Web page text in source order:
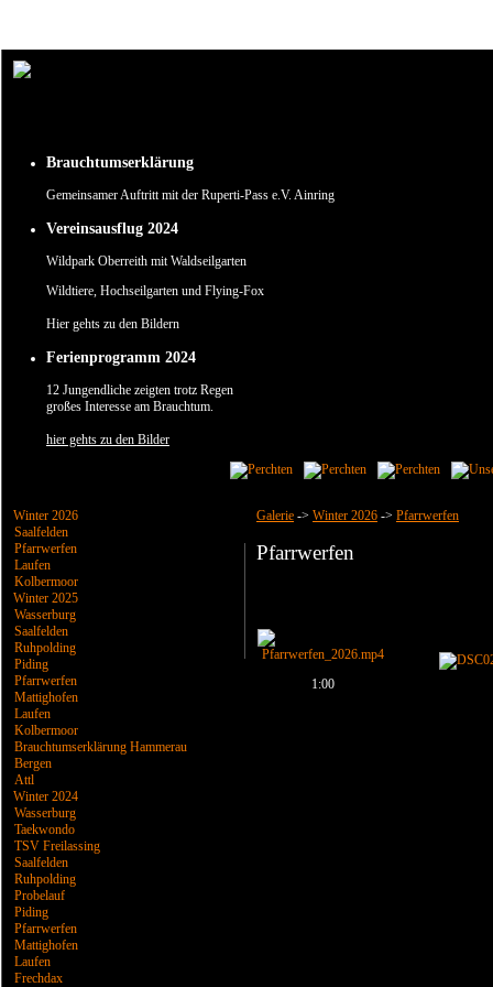
Brauchtumserklärung
Gemeinsamer Auftritt mit der Ruperti-Pass e.V. Ainring
Vereinsausflug 2024
Wildpark Oberreith mit Waldseilgarten
Wildtiere, Hochseilgarten und Flying-Fox
Hier gehts zu den Bildern
Ferienprogramm 2024
12 Jungendliche zeigten trotz Regen
großes Interesse am Brauchtum.
hier gehts zu den Bilder
Winter 2026
Saalfelden
Pfarrwerfen
Laufen
Kolbermoor
Winter 2025
Wasserburg
Saalfelden
Ruhpolding
Piding
Pfarrwerfen
Mattighofen
Laufen
Kolbermoor
Brauchtumserklärung Hammerau
Bergen
Attl
Winter 2024
Wasserburg
Taekwondo
TSV Freilassing
Saalfelden
Ruhpolding
Probelauf
Piding
Pfarrwerfen
Mattighofen
Laufen
Frechdax
Galerie -> Winter 2026 -> Pfarrwerfen
Pfarrwerfen
1:00